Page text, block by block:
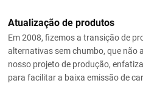
Atualização de produtos
Em 2008, fizemos a transição de
alternativas sem chumbo, que não
nosso projeto de produção,
para facilitar a baixa emissão de